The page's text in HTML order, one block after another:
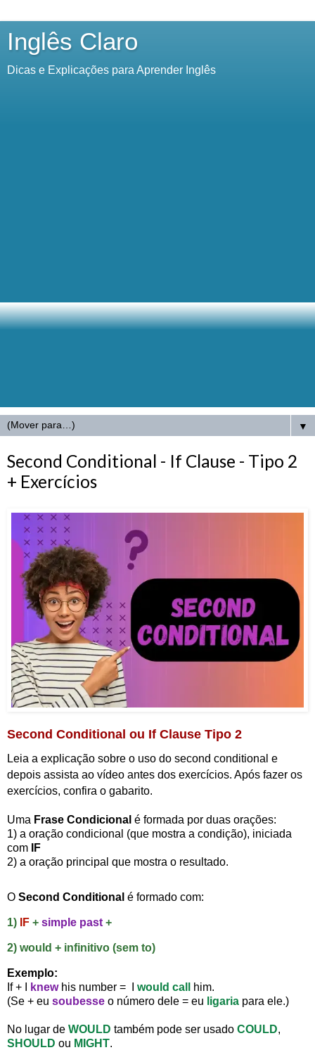
Inglês Claro
Dicas e Explicações para Aprender Inglês
▼
Second Conditional - If Clause - Tipo 2
+ Exercícios
Second Conditional ou If Clause Tipo 2
Leia a explicação sobre o uso do second conditional e
depois assista ao vídeo antes dos exercícios. Após fazer os
exercícios, confira o gabarito.
Uma Frase Condicional é formada por duas orações:
1) a oração condicional (que mostra a condição), iniciada
com
IF
2) a oração principal que mostra o resultado.
O Second Conditional é formado com:
1) IF + simple past +
2) would + infinitivo (sem to)
Exemplo:
If + I
knewhis number = I would call
him.
(Se + eu soubesse o número dele = eu ligaria para ele.)
No lugar de WOULD também pode ser usado COULD,
SHOULD ou MIGHT.